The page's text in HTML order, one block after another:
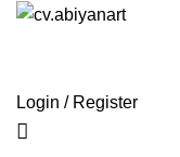
Login / Register
Summer 25%